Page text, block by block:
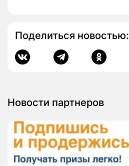
Поделиться новостью:
Новости партнеров